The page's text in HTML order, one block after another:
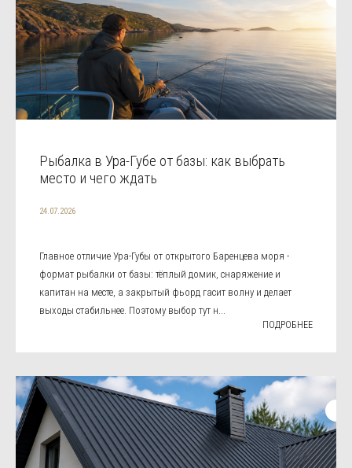
Рыбалка в Ура-Губе от базы: как выбрать
место и чего ждать
24.07.2026
Главное отличие Ура-Губы от открытого Баренцева моря -
формат рыбалки от базы: тёплый домик, снаряжение и
капитан на месте, а закрытый фьорд гасит волну и делает
выходы стабильнее. Поэтому выбор тут н...
ПОДРОБНЕЕ